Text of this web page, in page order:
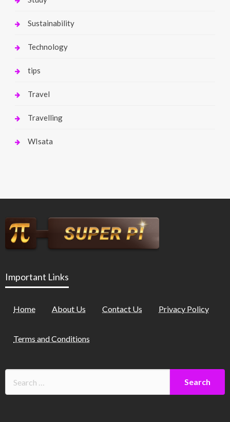
Sustainability
Technology
tips
Travel
Travelling
WIsata
Important Links
Home About Us Contact Us Privacy Policy
Terms and Conditions